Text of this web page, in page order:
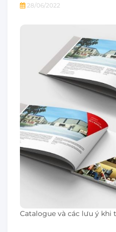
28/06/2022
Catalogue và các lưu ý khi